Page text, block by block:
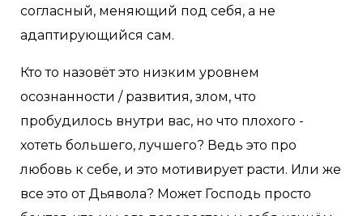
согласный, меняющий под себя, а не
адаптирующийся сам.
Кто то назовёт это низким уровнем
осознанности / развития, злом, что
пробудилось внутри вас, но что плохого -
хотеть большего, лучшего? Ведь это про
любовь к себе, и это мотивирует расти. Или же
все это от Дьявола? Может Господь просто